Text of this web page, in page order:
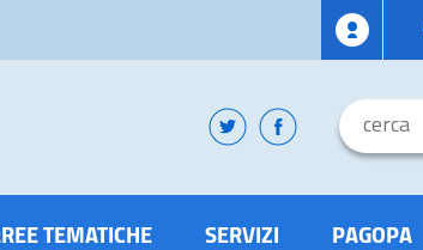
TEMATICHE SERVIZI PAGOPA